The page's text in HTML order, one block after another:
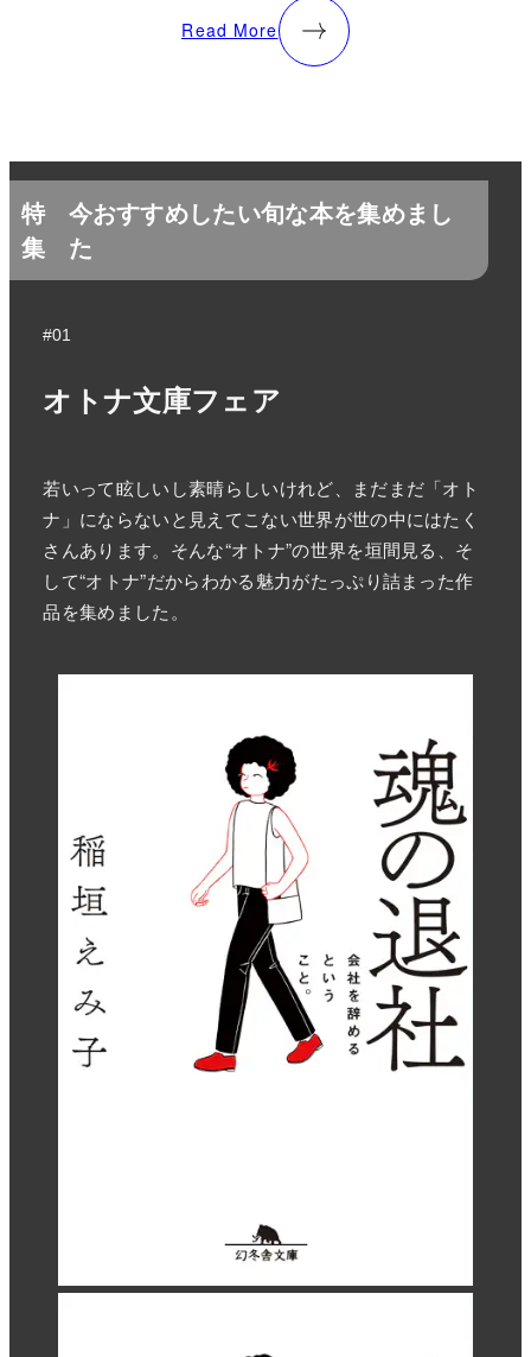
Read More
特
集
今おすすめしたい旬な本を集めまし
た
#01
オトナ文庫フェア
若いって眩しいし素晴らしいけれど、まだまだ「オト
ナ」にならないと見えてこない世界が世の中にはたく
さんあります。そんな“オトナ”の世界を垣間見る、そ
して“オトナ”だからわかる魅力がたっぷり詰まった作
品を集めました。